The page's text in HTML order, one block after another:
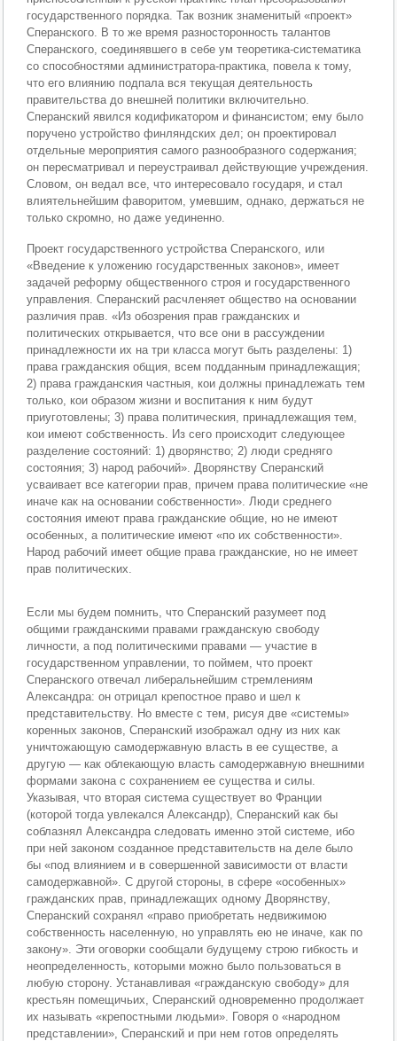
государственного порядка. Так возник знаменитый «проект»
Сперанского. В то же время разносторонность талантов
Сперанского, соединявшего в себе ум теоретика-систематика
со способностями администратора-практика, повела к тому,
что его влиянию подпала вся текущая деятельность
правительства до внешней политики включительно.
Сперанский явился кодификатором и финансистом; ему было
поручено устройство финляндских дел; он проектировал
отдельные мероприятия самого разнообразного содержания;
он пересматривал и переустраивал действующие учреждения.
Словом, он ведал все, что интересовало государя, и стал
влиятельнейшим фаворитом, умевшим, однако, держаться не
только скромно, но даже уединенно.
Проект государственного устройства Сперанского, или
«Введение к уложению государственных законов», имеет
задачей реформу общественного строя и государственного
управления. Сперанский расчленяет общество на основании
различия прав. «Из обозрения прав гражданских и
политических открывается, что все они в рассуждении
принадлежности их на три класса могут быть разделены: 1)
права гражданския общия, всем подданным принадлежащия;
2) права гражданския частныя, кои должны принадлежать тем
только, кои образом жизни и воспитания к ним будут
приуготовлены; 3) права политическия, принадлежащия тем,
кои имеют собственность. Из сего происходит следующее
разделение состояний: 1) дворянство; 2) люди средняго
состояния; 3) народ рабочий». Дворянству Сперанский
усваивает все категории прав, причем права политические «не
иначе как на основании собственности». Люди среднего
состояния имеют права гражданские общие, но не имеют
особенных, а политические имеют «по их собственности».
Народ рабочий имеет общие права гражданские, но не имеет
прав политических.
Если мы будем помнить, что Сперанский разумеет под
общими гражданскими правами гражданскую свободу
личности, а под политическими правами — участие в
государственном управлении, то поймем, что проект
Сперанского отвечал либеральнейшим стремлениям
Александра: он отрицал крепостное право и шел к
представительству. Но вместе с тем, рисуя две «системы»
коренных законов, Сперанский изображал одну из них как
уничтожающую самодержавную власть в ее существе, а
другую — как облекающую власть самодержавную внешними
формами закона с сохранением ее существа и силы.
Указывая, что вторая система существует во Франции
(которой тогда увлекался Александр), Сперанский как бы
соблазнял Александра следовать именно этой системе, ибо
при ней законом созданное представительств на деле было
бы «под влиянием и в совершенной зависимости от власти
самодержавной». С другой стороны, в сфере «особенных»
гражданских прав, принадлежащих одному Дворянству,
Сперанский сохранял «право приобретать недвижимою
собственность населенную, но управлять ею не иначе, как по
закону». Эти оговорки сообщали будущему строю гибкость и
неопределенность, которыми можно было пользоваться в
любую сторону. Устанавливая «гражданскую свободу» для
крестьян помещичьих, Сперанский одновременно продолжает
их называть «крепостными людьми». Говоря о «народном
представлении», Сперанский и при нем готов определять